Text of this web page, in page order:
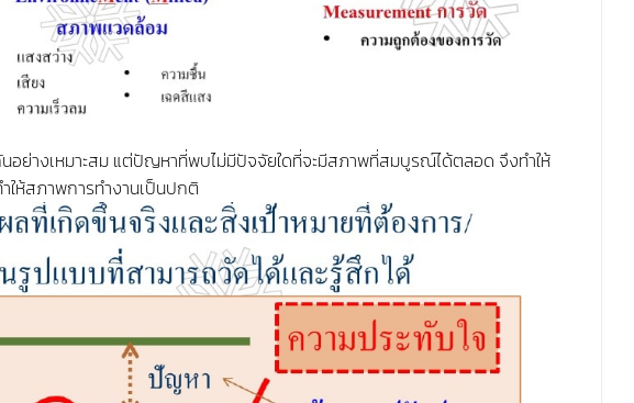
อย่างเหมาะสม แต่ปัญหาที่พบไม่มีปัจจัยใดที่จะมีสภาพที่สมบูรณ์ได้ตลอด จึงทำให้
ให้สภาพการทำงานเป็นปกติ